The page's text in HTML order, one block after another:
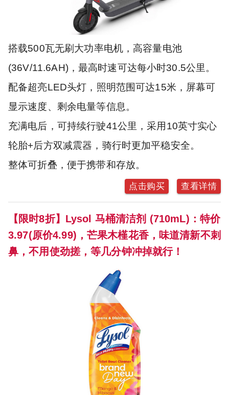
搭载500瓦无刷大功率电机，高容量电池
(36V/11.6AH)，最高时速可达每小时30.5公里。
配备超亮LED头灯，照明范围可达15米，屏幕可
显示速度、剩余电量等信息。
充满电后，可持续行驶41公里，采用10英寸实心
轮胎+后方双减震器，骑行时更加平稳安全。
整体可折叠，便于携带和存放。
点击购买 查看详情
【限时8折】Lysol 马桶清洁剂 (710mL)：特价
3.97(原价4.99)，芒果木槿花香，味道清新不刺
鼻，不用使劲搓，等几分钟冲掉就行！